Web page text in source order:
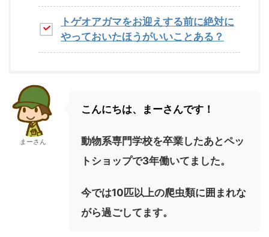
トゲオアガマをお迎えする前に絶対に
やっておいたほうがいいことある？
まーさん
こんにちは、まーさんです！
動物系専門学校を卒業したあとペッ
トショップで3年働いてました。
今では10匹以上の爬虫類に囲まれな
がら過ごしてます。